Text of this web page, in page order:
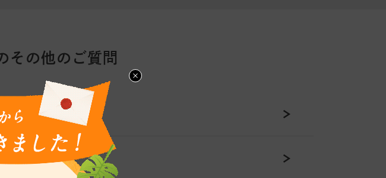
その他のご質問